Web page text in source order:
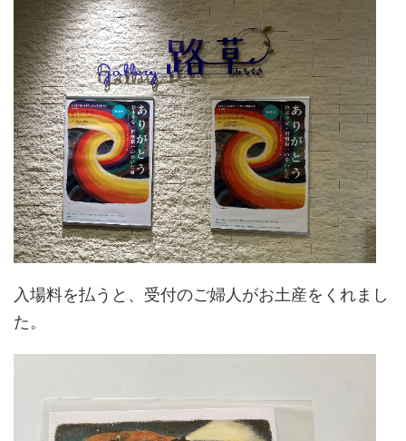
入場料を払うと、受付のご婦人がお土産をくれまし
た。